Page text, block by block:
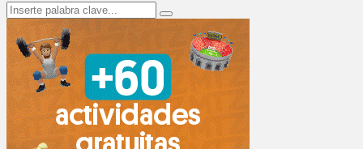
Search
for:
Search